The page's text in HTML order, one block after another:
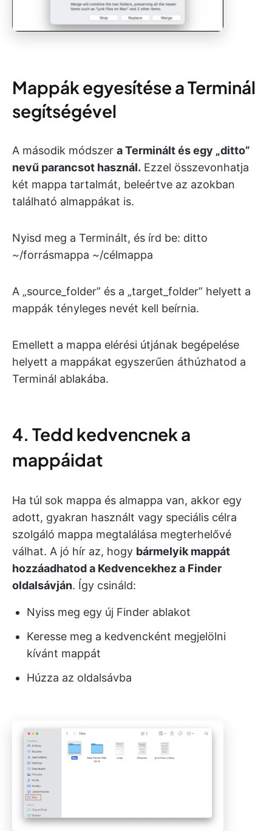
Mappák egyesítése a Terminál
segítségével
A második módszer a Terminált és egy „ditto”
nevű parancsot használ. Ezzel összevonhatja
két mappa tartalmát, beleértve az azokban
található almappákat is.
Nyisd meg a Terminált, és írd be: ditto
~/forrásmappa ~/célmappa
A „source_folder” és a „target_folder” helyett a
mappák tényleges nevét kell beírnia.
Emellett a mappa elérési útjának begépelése
helyett a mappákat egyszerűen áthúzhatod a
Terminál ablakába.
4. Tedd kedvencnek a
mappáidat
Ha túl sok mappa és almappa van, akkor egy
adott, gyakran használt vagy speciális célra
szolgáló mappa megtalálása megterhelővé
válhat. A jó hír az, hogy bármelyik mappát
hozzáadhatod a Kedvencekhez a Finder
oldalsávján. Így csináld:
Nyiss meg egy új Finder ablakot
Keresse meg a kedvencként megjelölni
kívánt mappát
Húzza az oldalsávba